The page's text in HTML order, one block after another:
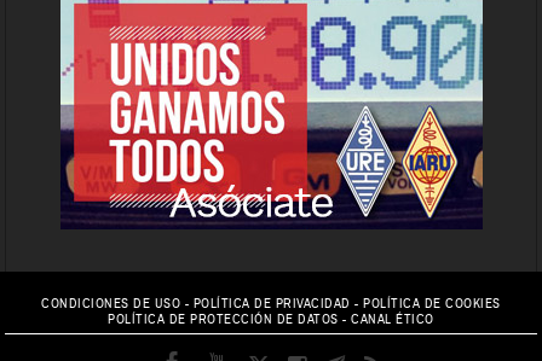
CONDICIONES DE USO - POLÍTICA DE PRIVACIDAD -POLÍTICA DE COOKIES
POLÍTICA DE PROTECCIÓN DE DATOS -CANAL ÉTICO